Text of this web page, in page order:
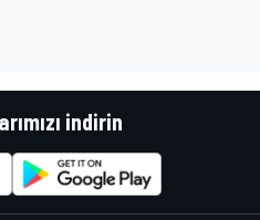
indirin